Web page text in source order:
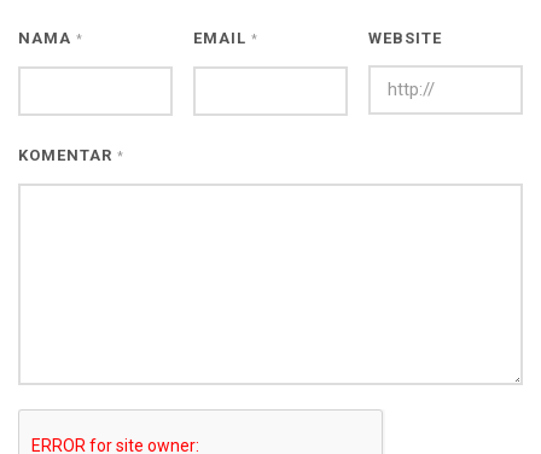
NAMA * EMAIL * WEBSITE
KOMENTAR *